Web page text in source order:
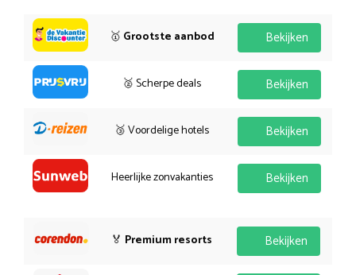
🥇 Grootste aanbod Bekijken
🥈 Scherpe deals Bekijken
🥉 Voordelige hotels Bekijken
Heerlijke zonvakanties Bekijken
🏅 Premium resorts Bekijken